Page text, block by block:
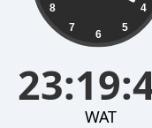
4
5
6
7
8
WAT